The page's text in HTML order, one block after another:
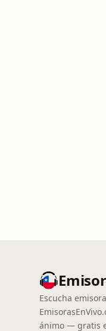
Escucha
ánimo — gratis